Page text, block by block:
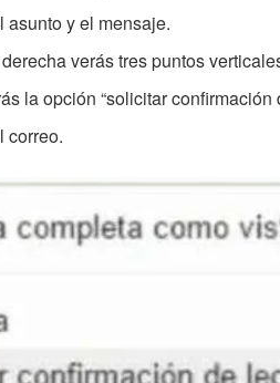
asunto y el mensaje.
verás tres puntos
la opción “solicitar confirmación
correo.